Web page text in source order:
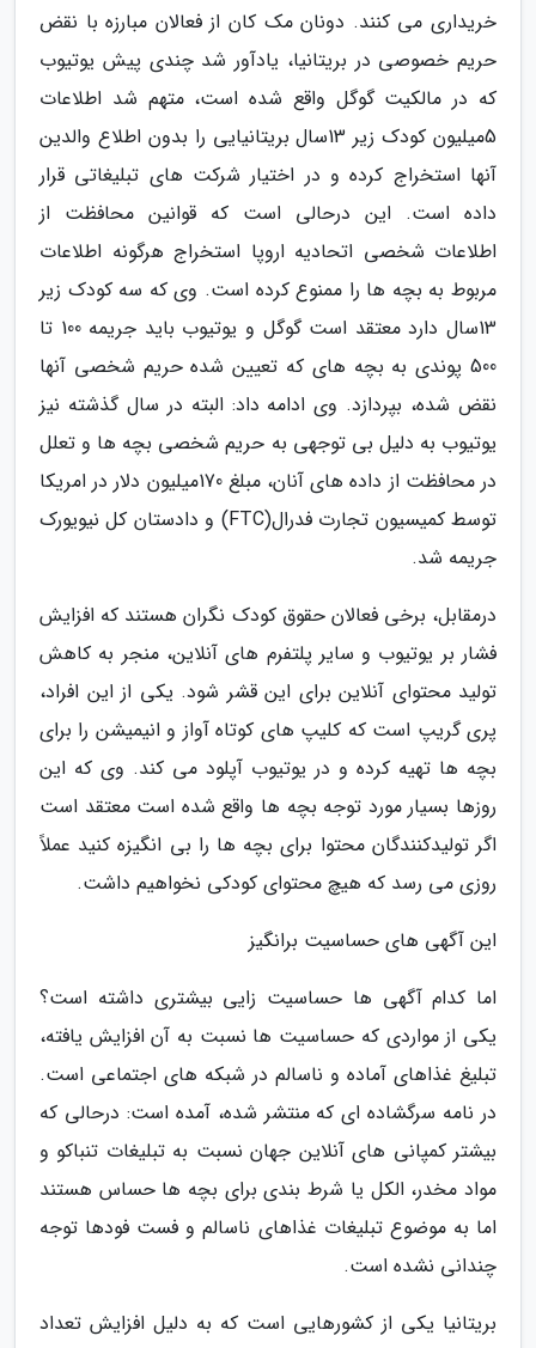
خریداری می کنند. دونان مک کان از فعالان مبارزه با نقض
حریم خصوصی در بریتانیا، یادآور شد چندی پیش یوتیوب
که در مالکیت گوگل واقع شده است، متهم شد اطلاعات
5میلیون کودک زیر 13سال بریتانیایی را بدون اطلاع والدین
آنها استخراج کرده و در اختیار شرکت های تبلیغاتی قرار
داده است. این درحالی است که قوانین محافظت از
اطلاعات شخصی اتحادیه اروپا استخراج هرگونه اطلاعات
مربوط به بچه ها را ممنوع کرده است. وی که سه کودک زیر
13سال دارد معتقد است گوگل و یوتیوب باید جریمه 100 تا
500 پوندی به بچه های که تعیین شده حریم شخصی آنها
نقض شده، بپردازد. وی ادامه داد: البته در سال گذشته نیز
یوتیوب به دلیل بی توجهی به حریم شخصی بچه ها و تعلل
در محافظت از داده های آنان، مبلغ 170میلیون دلار در امریکا
توسط کمیسیون تجارت فدرال(FTC) و دادستان کل نیویورک
جریمه شد.
درمقابل، برخی فعالان حقوق کودک نگران هستند که افزایش
فشار بر یوتیوب و سایر پلتفرم های آنلاین، منجر به کاهش
تولید محتوای آنلاین برای این قشر شود. یکی از این افراد،
پری گریپ است که کلیپ های کوتاه آواز و انیمیشن را برای
بچه ها تهیه کرده و در یوتیوب آپلود می کند. وی که این
روزها بسیار مورد توجه بچه ها واقع شده است معتقد است
اگر تولیدکنندگان محتوا برای بچه ها را بی انگیزه کنید عملاً
روزی می رسد که هیچ محتوای کودکی نخواهیم داشت.
این آگهی های حساسیت برانگیز
اما کدام آگهی ها حساسیت زایی بیشتری داشته است؟
یکی از مواردی که حساسیت ها نسبت به آن افزایش یافته،
تبلیغ غذاهای آماده و ناسالم در شبکه های اجتماعی است.
در نامه سرگشاده ای که منتشر شده، آمده است: درحالی که
بیشتر کمپانی های آنلاین جهان نسبت به تبلیغات تنباکو و
مواد مخدر، الکل یا شرط بندی برای بچه ها حساس هستند
اما به موضوع تبلیغات غذاهای ناسالم و فست فودها توجه
چندانی نشده است.
بریتانیا یکی از کشورهایی است که به دلیل افزایش تعداد